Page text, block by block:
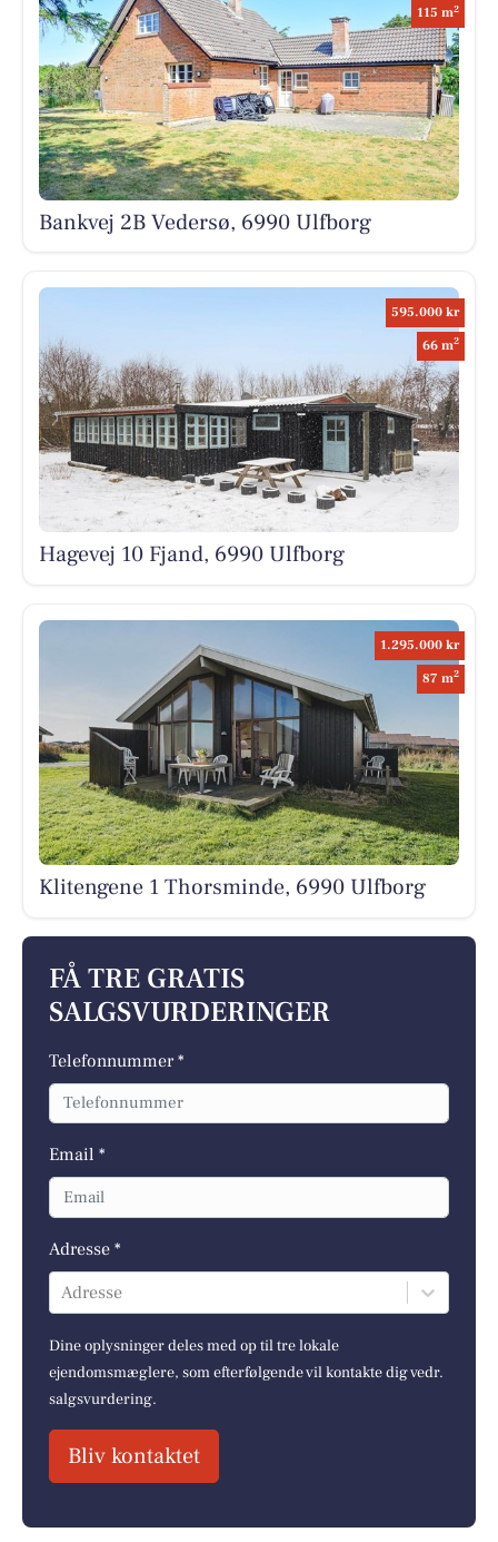
115 m2
Bankvej 2B Vedersø, 6990 Ulfborg
595.000 kr
66 m2
Hagevej 10 Fjand, 6990 Ulfborg
1.295.000 kr
87 m2
Klitengene 1 Thorsminde, 6990 Ulfborg
FÅ TRE GRATIS
SALGSVURDERINGER
Telefonnummer *
Email *
Adresse *
Adresse
Dine oplysninger deles med op til tre lokale
ejendomsmæglere, som efterfølgende vil kontakte dig vedr.
salgsvurdering.
Bliv kontaktet